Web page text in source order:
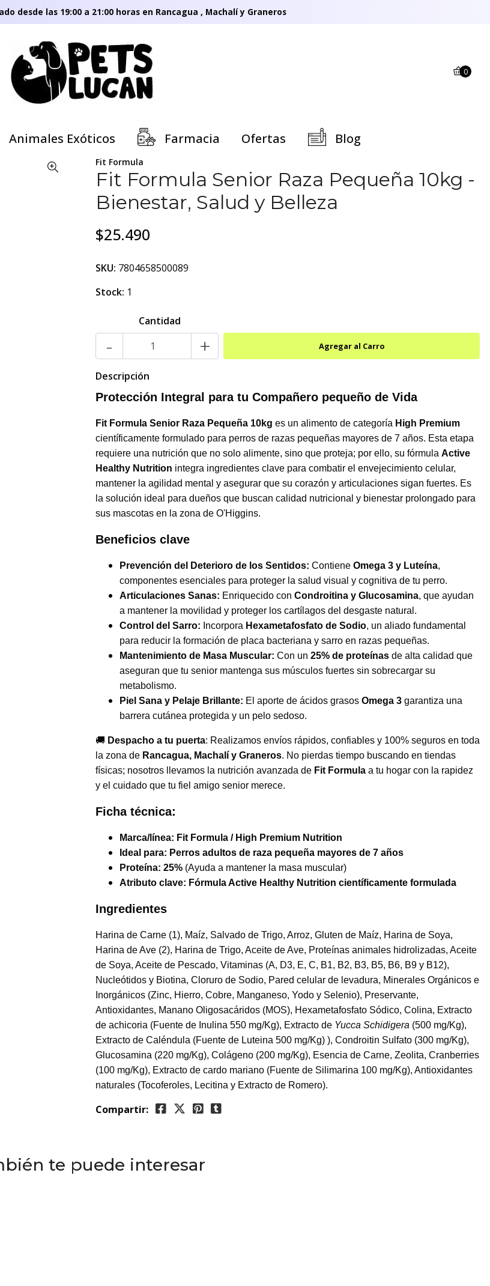
desde las 19:00 a 21:00 horas en Rancagua , Machalí y Graneros
0
Animales Exóticos Farmacia Ofertas Blog
Fit Formula
Fit Formula Senior Raza Pequeña 10kg -
Bienestar, Salud y Belleza
$25.490
SKU: 7804658500089
Stock: 1
Cantidad
- +
Descripción
Protección Integral para tu Compañero pequeño de Vida
Fit Formula Senior Raza Pequeña 10kg es un alimento de categoría High Premium
científicamente formulado para perros de razas pequeñas mayores de 7 años. Esta etapa
requiere una nutrición que no solo alimente, sino que proteja; por ello, su fórmula Active
Healthy Nutrition integra ingredientes clave para combatir el envejecimiento celular,
mantener la agilidad mental y asegurar que su corazón y articulaciones sigan fuertes. Es
la solución ideal para dueños que buscan calidad nutricional y bienestar prolongado para
sus mascotas en la zona de O'Higgins.
Beneficios clave
Prevención del Deterioro de los Sentidos: Contiene Omega 3 y Luteína,
componentes esenciales para proteger la salud visual y cognitiva de tu perro.
Articulaciones Sanas: Enriquecido con Condroitina y Glucosamina, que ayudan
a mantener la movilidad y proteger los cartílagos del desgaste natural.
Control del Sarro: Incorpora Hexametafosfato de Sodio, un aliado fundamental
para reducir la formación de placa bacteriana y sarro en razas pequeñas.
Mantenimiento de Masa Muscular: Con un 25% de proteínas de alta calidad que
aseguran que tu senior mantenga sus músculos fuertes sin sobrecargar su
metabolismo.
Piel Sana y Pelaje Brillante: El aporte de ácidos grasos Omega 3 garantiza una
barrera cutánea protegida y un pelo sedoso.
🚚 Despacho a tu puerta: Realizamos envíos rápidos, confiables y 100% seguros en toda
la zona de Rancagua, Machalí y Graneros. No pierdas tiempo buscando en tiendas
físicas; nosotros llevamos la nutrición avanzada de Fit Formula a tu hogar con la rapidez
y el cuidado que tu fiel amigo senior merece.
Ficha técnica:
Marca/línea: Fit Formula / High Premium Nutrition
Ideal para: Perros adultos de raza pequeña mayores de 7 años
Proteína: 25% (Ayuda a mantener la masa muscular)
Atributo clave: Fórmula Active Healthy Nutrition científicamente formulada
Ingredientes
Harina de Carne (1), Maíz, Salvado de Trigo, Arroz, Gluten de Maíz, Harina de Soya,
Harina de Ave (2), Harina de Trigo, Aceite de Ave, Proteínas animales hidrolizadas, Aceite
de Soya, Aceite de Pescado, Vitaminas (A, D3, E, C, B1, B2, B3, B5, B6, B9 y B12),
Nucleótidos y Biotina, Cloruro de Sodio, Pared celular de levadura, Minerales Orgánicos e
Inorgánicos (Zinc, Hierro, Cobre, Manganeso, Yodo y Selenio), Preservante,
Antioxidantes, Manano Oligosacáridos (MOS), Hexametafosfato Sódico, Colina, Extracto
de achicoria (Fuente de Inulina 550 mg/Kg), Extracto de Yucca Schidigera (500 mg/Kg),
Extracto de Caléndula (Fuente de Luteina 500 mg/Kg) ), Condroitin Sulfato (300 mg/Kg),
Glucosamina (220 mg/Kg), Colágeno (200 mg/Kg), Esencia de Carne, Zeolita, Cranberries
(100 mg/Kg), Extracto de cardo mariano (Fuente de Silimarina 100 mg/Kg), Antioxidantes
naturales (Tocoferoles, Lecitina y Extracto de Romero).
Compartir:
te puede interesar